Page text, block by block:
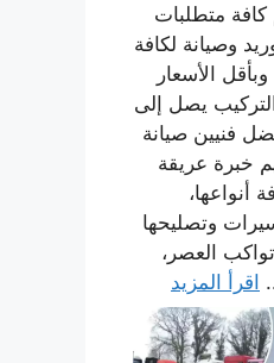
متطلبات
وصيانة لكافة
الأسعار
يصل إلى
فنيين صيانة
خبرة عريقة
أنواعها،
وتصليحها
العصر،
اقرأ المزيد